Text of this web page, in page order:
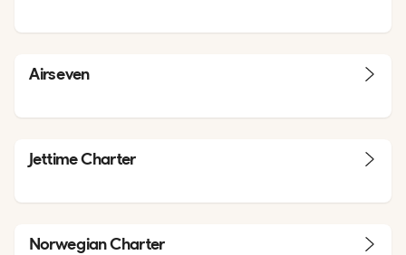
Airseven
Jettime Charter
Norwegian Charter